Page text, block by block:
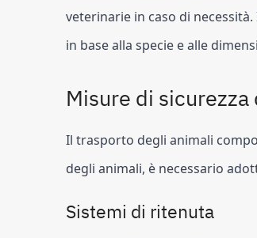
veterinarie in caso di
in base alla specie e alle
Misure di
Il trasporto degli animali
degli animali, è necessario
Sistemi di ritenuta